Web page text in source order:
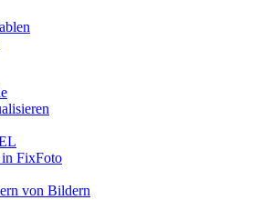
FixFoto
von Bildern